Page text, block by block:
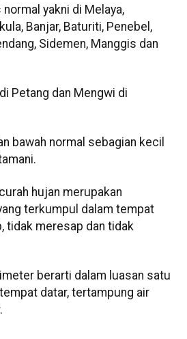
yakni di Melaya,
Banjar, Baturiti, Penebel,
Sidemen, Manggis dan
Petang dan Mengwi di
bawah normal sebagian kecil
hujan merupakan
terkumpul dalam tempat
tidak meresap dan tidak
berarti dalam luasan satu
datar, tertampung air